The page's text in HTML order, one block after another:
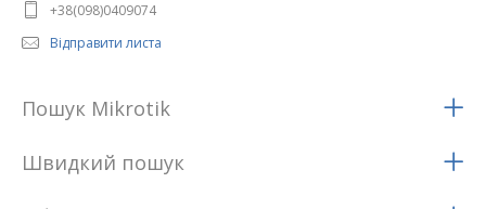
+38(098)0409074
Відправити листа
Пошук Mikrotik
Швидкий пошук